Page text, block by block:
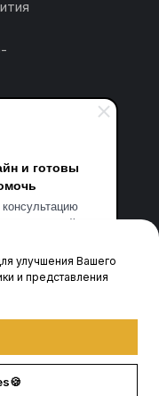
и готовы
готовые кейсы
это просто!
в течении 10
улучшения Вашего
и представления
(КШД)
IT